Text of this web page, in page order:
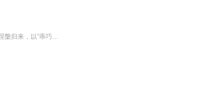
影星纪楠笙与霍公子的情感纠葛。纪楠笙为事业主动接近霍公子，却因背负罪孽远走他乡，五年后涅槃归来，以“乖巧女友”身份重新接近，最终在演艺事业登顶的同时，与霍公子展开一段充满算计与真心的感情